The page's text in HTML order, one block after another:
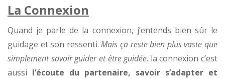
La Connexion
Quand je parle de la connexion, j’entends bien sûr le
guidage et son ressenti. Mais ça reste bien plus vaste que
simplement savoir guider et être guidée. la connexion c’est
aussi l’écoute du partenaire, savoir s’adapter et